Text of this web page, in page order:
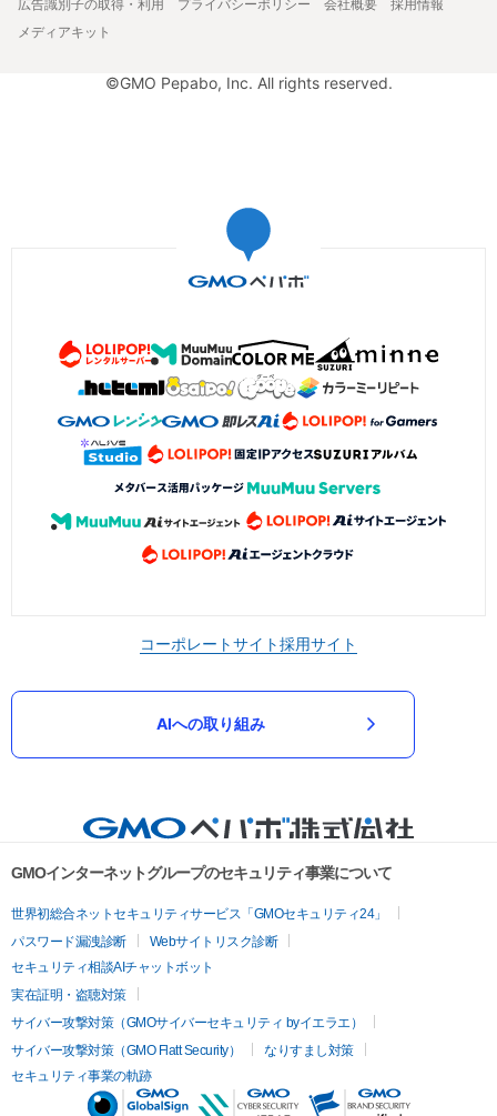
広告識別子の取得・利用
プライバシーポリシー 会社概要
採用情報
メディアキット
©GMO Pepabo, Inc. All rights reserved.
コーポレートサイト採用サイト
AIへの取り組み
GMOインターネットグループのセキュリティ事業について
世界初総合ネットセキュリティサービス「GMOセキュリティ24」
パスワード漏洩診断
Webサイトリスク診断
セキュリティ相談AIチャットボット
実在証明・盗聴対策
サイバー攻撃対策（GMOサイバーセキュリティ byイエラエ）
サイバー攻撃対策（GMO Flatt Security）
なりすまし対策
セキュリティ事業の軌跡